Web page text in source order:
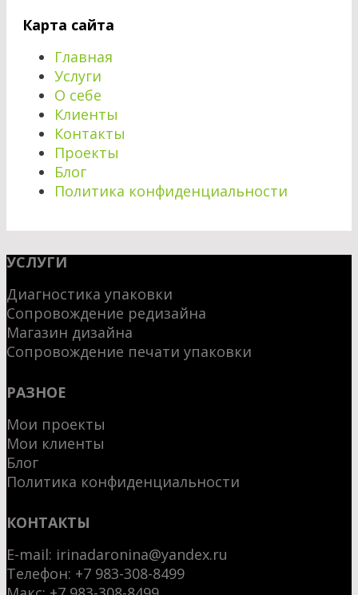
Карта сайта
Главная
Услуги
О себе
Клиенты
Контакты
Проекты
Блог
Политика конфиденциальности
УСЛУГИ
Диагностика упаковки
Сопровождение редизайна
Магазин дизайна
Сопровождение печати упаковки
РАЗНОЕ
Мои проекты
Мои клиенты
Блог
Политика конфиденциальности
КОНТАКТЫ
E-mail: irinadaronina@yandex.ru
Телефон: +7 983-308-8499